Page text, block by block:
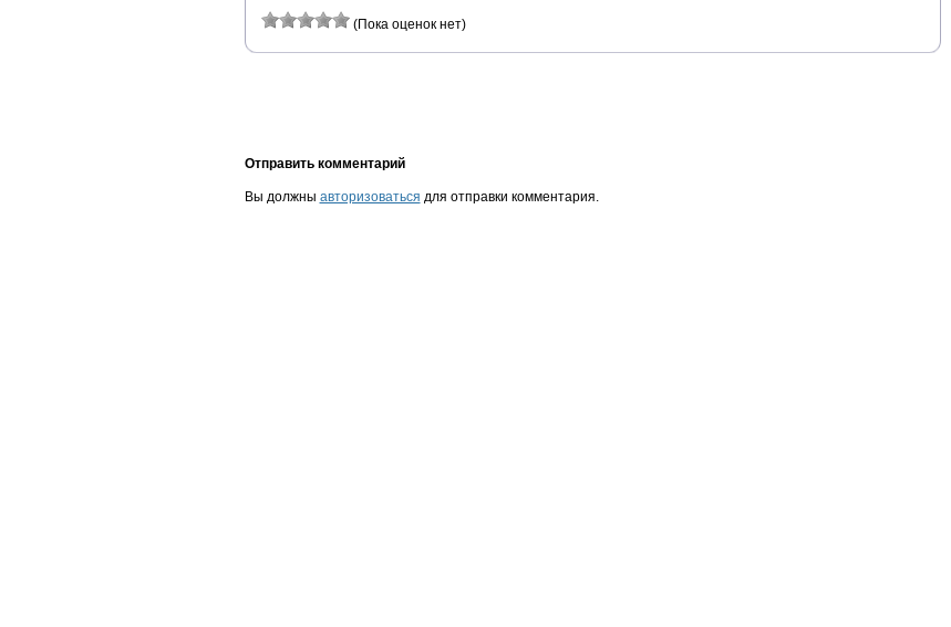
(Пока оценок нет)
Отправить комментарий
Вы должны авторизоваться для отправки комментария.